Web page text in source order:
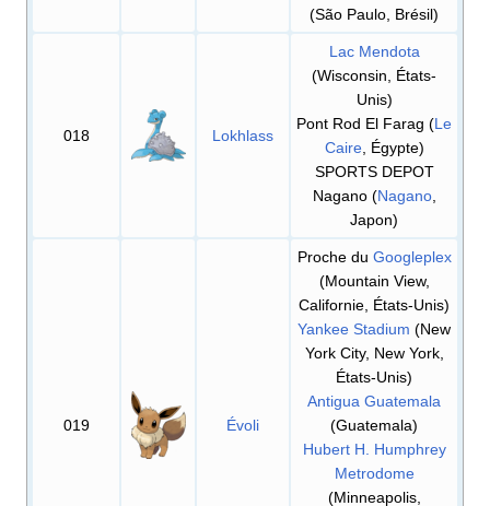
(São Paulo, Brésil)
018 Lokhlass
Lac Mendota
(Wisconsin, États-
Unis)
Pont Rod El Farag (Le
Caire, Égypte)
SPORTS DEPOT
Nagano (Nagano,
Japon)
019 Évoli
Proche du Googleplex
(Mountain View,
Californie, États-Unis)
Yankee Stadium (New
York City, New York,
États-Unis)
Antigua Guatemala
(Guatemala)
Hubert H. Humphrey
Metrodome
(Minneapolis,